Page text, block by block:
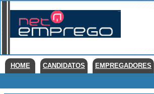
HOME CANDIDATOS EMPREGADORES